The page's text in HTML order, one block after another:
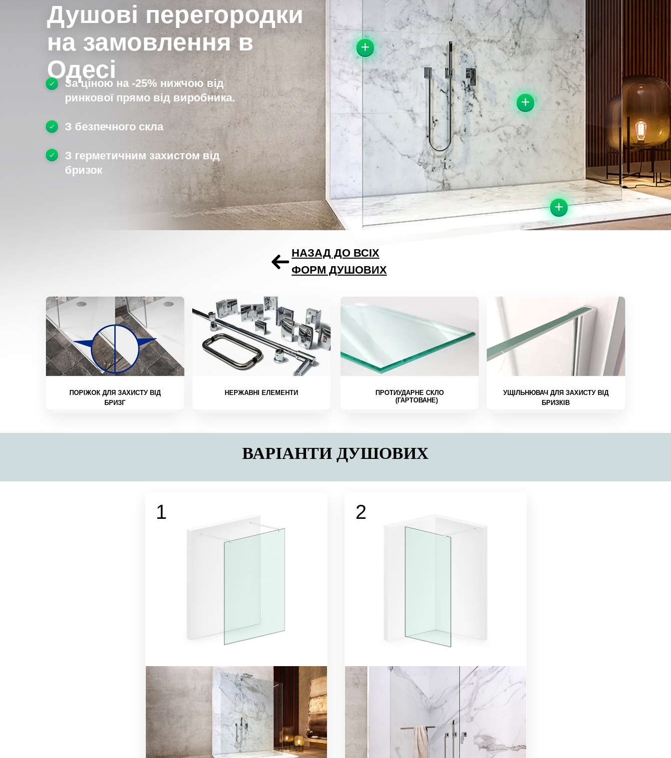
Душові перегородки
на замовлення в
Одесі
За ціною на -25% нижчою від
ринкової прямо від виробника.
З безпечного скла
З герметичним захистом від
бризок
НАЗАД ДО ВСІХ
ФОРМ ДУШОВИХ
ПОРІЖОК ДЛЯ ЗАХИСТУ ВІД
БРИЗГ
НЕРЖАВНІ ЕЛЕМЕНТИ ПРОТИУДАРНЕ СКЛО
УЩІЛЬНЮВАЧ ДЛЯ ЗАХИСТУ ВІД
БРИЗКІВ
(ГАРТОВАНЕ)
ВАРІАНТИ ДУШОВИХ
1 2